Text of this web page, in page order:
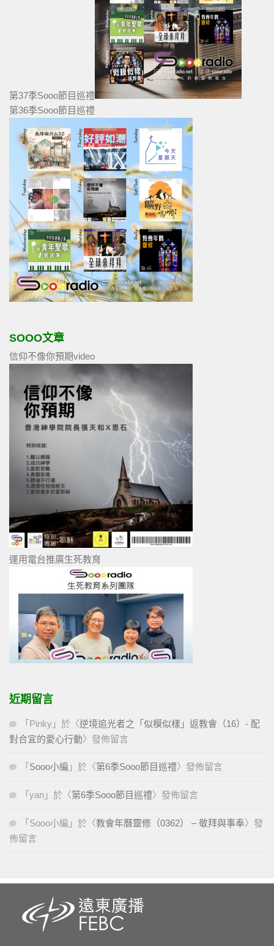
第37季Sooo節目巡禮
第36季Sooo節目巡禮
SOOO文章
信仰不像你預期video
運用電台推廣生死教育
近期留言
「 Pinky 」於〈逆境追光者之「似模似樣」返教會（16）- 配
對合宜的愛心行動〉發佈留言
「 Sooo小編 」於〈第6季Sooo節目巡禮〉發佈留言
「 yan 」於〈第6季Sooo節目巡禮〉發佈留言
「 Sooo小編 」於〈教會年曆靈修（0362） – 敬拜與事奉〉發
佈留言